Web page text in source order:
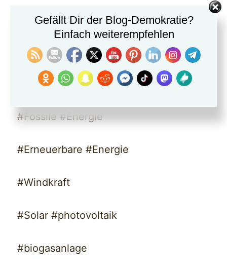
#Kohle
#Benzin
#eFuel
#Fossile #Energie
#Erneuerbare #Energie
#Windkraft
#Solar #photovoltaik
#biogasanlage
Gefällt Dir der Blog-Demokratie?
Einfach weiterempfehlen